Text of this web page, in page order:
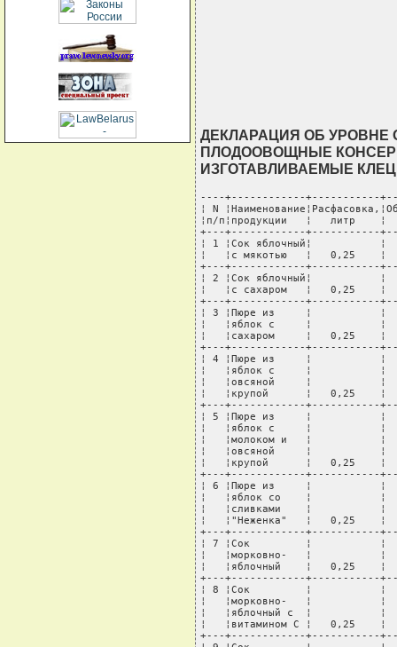
ДЕКЛАРАЦИЯ ОБ УРОВНЕ
ПЛОДООВОЩНЫЕ
ИЗГОТАВЛИВАЕМЫЕ
----+------------+-----------
¦ N
¦п/п¦продукции   ¦   литр    ¦
+---+------------+-----------
¦ 1 ¦Сок яблочный¦
¦   ¦с мякотью   ¦   0,25
+---+------------+-----------
¦ 2 ¦Сок яблочный¦
¦   ¦с сахаром   ¦   0,25
+---+------------+-----------
¦ 3 ¦Пюре из     ¦
¦   ¦яблок с     ¦
¦   ¦сахаром     ¦   0,25
+---+------------+-----------
¦ 4 ¦Пюре из     ¦
¦   ¦яблок с     ¦
¦   ¦овсяной     ¦
¦   ¦крупой      ¦   0,25
+---+------------+-----------
¦ 5 ¦Пюре из     ¦
¦   ¦яблок с     ¦
¦   ¦молоком и   ¦
¦   ¦овсяной     ¦
¦   ¦крупой      ¦   0,25
+---+------------+-----------
¦ 6 ¦Пюре из     ¦
¦   ¦яблок со    ¦
¦   ¦сливками    ¦
¦   ¦"Неженка"   ¦   0,25
+---+------------+-----------
¦ 7 ¦Сок         ¦
¦   ¦морковно-   ¦
¦   ¦яблочный    ¦   0,25
+---+------------+-----------
¦ 8 ¦Сок         ¦
¦   ¦морковно-   ¦
¦   ¦яблочный с  ¦
¦   ¦витамином C ¦   0,25
+---+------------+-----------